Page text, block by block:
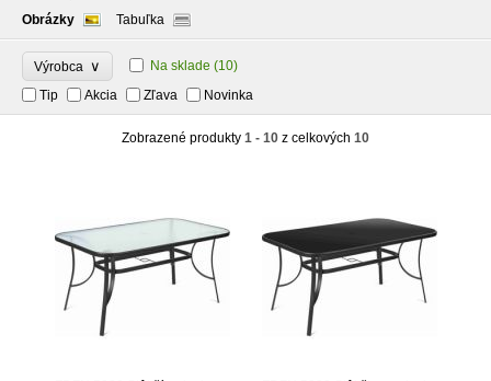
Obrázky
Tabuľka
Výrobca ∨ Na sklade (10)
Tip
Akcia Zľava Novinka
Zobrazené produkty 1 - 10 z celkových 10